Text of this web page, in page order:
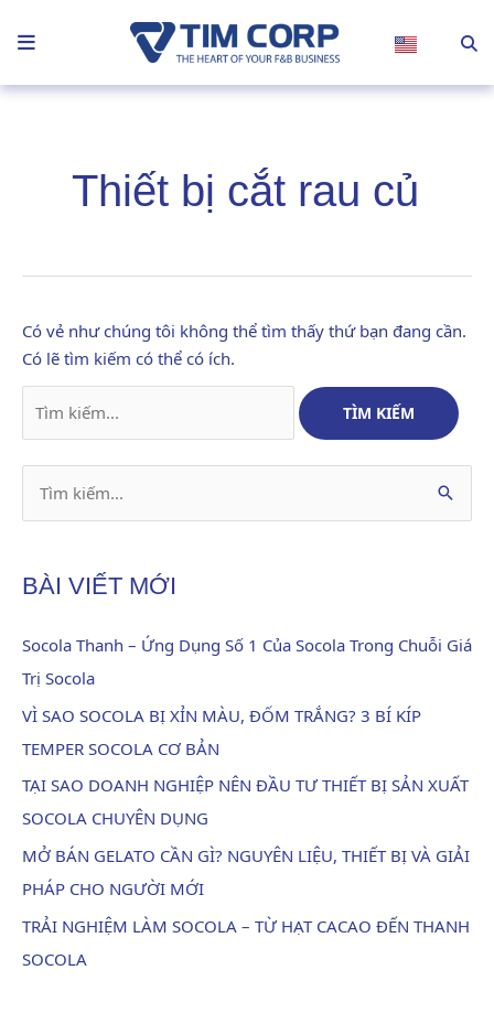
tới
dung
Thiết bị cắt rau củ
Có vẻ như chúng tôi không thể tìm thấy thứ bạn đang cần.
Có lẽ tìm kiếm có thể có ích.
Tìm
k
BÀI VIẾT MỚI
Socola Thanh – Ứng Dụng Số 1 Của Socola Trong Chuỗi Giá
Trị Socola
VÌ SAO SOCOLA BỊ XỈN MÀU, ĐỐM TRẮNG? 3 BÍ KÍP
TEMPER SOCOLA CƠ BẢN
TẠI SAO DOANH NGHIỆP NÊN ĐẦU TƯ THIẾT BỊ SẢN XUẤT
SOCOLA CHUYÊN DỤNG
MỞ BÁN GELATO CẦN GÌ? NGUYÊN LIỆU, THIẾT BỊ VÀ GIẢI
PHÁP CHO NGƯỜI MỚI
TRẢI NGHIỆM LÀM SOCOLA – TỪ HẠT CACAO ĐẾN THANH
SOCOLA